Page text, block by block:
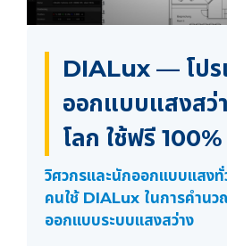
DIALux — โปร
ออกแบบแสงสว่
โลก ใช้ฟรี 100%
วิศวกรและนักออกแบบแสง
คนใช้ DIALux ในการคำน
ออกแบบระบบแสงสว่าง